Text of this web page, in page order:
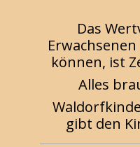
Das
können, ist
Alles
gibt den